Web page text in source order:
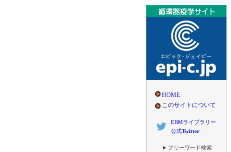
HOME
このサイトについて
EBMライブラリー
公式Twitter
フリーワード検索